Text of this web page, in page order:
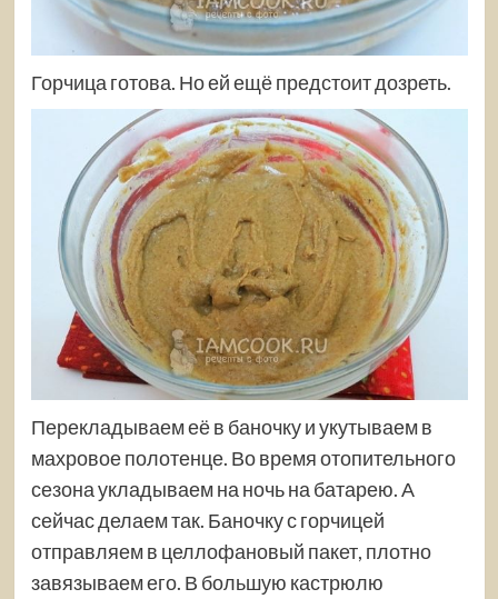
Горчица готова. Но ей ещё предстоит дозреть.
Перекладываем её в баночку и укутываем в
махровое полотенце. Во время отопительного
сезона укладываем на ночь на батарею. А
сейчас делаем так. Баночку с горчицей
отправляем в целлофановый пакет, плотно
завязываем его. В большую кастрюлю